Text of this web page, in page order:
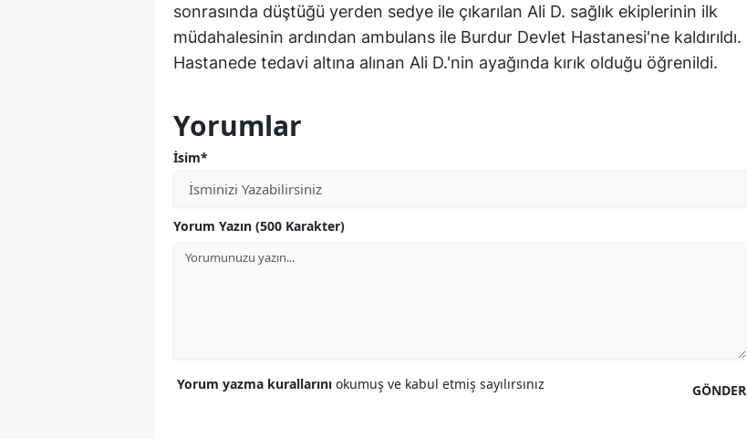
sonrasında düştüğü yerden sedye ile çıkarılan Ali D. sağlık ekiplerinin ilk
müdahalesinin ardından ambulans ile Burdur Devlet Hastanesi'ne kaldırıldı.
Hastanede tedavi altına alınan Ali D.'nin ayağında kırık olduğu öğrenildi.
Yorumlar
İsim*
Yorum Yazın (500 Karakter)
GÖNDER
Yorum yazma kurallarını okumuş ve kabul etmiş sayılırsınız